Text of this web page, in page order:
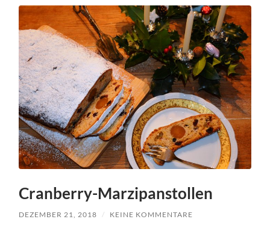
Cranberry-Marzipanstollen
DEZEMBER 21, 2018 / KEINE KOMMENTARE